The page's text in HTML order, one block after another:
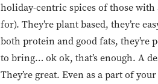
holiday-centric spices of those with
for). They’re plant based, they’re
both protein and good fats, they’re
to bring… ok ok, that’s enough. A
They’re great. Even as a part of